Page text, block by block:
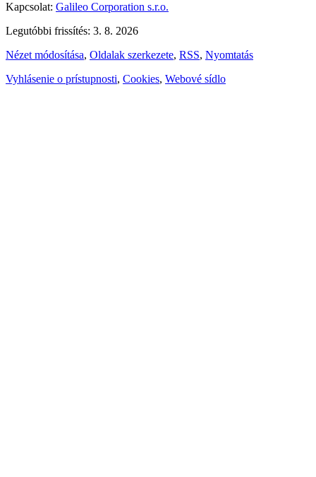
Kapcsolat: Galileo Corporation s.r.o.
Legutóbbi frissítés: 3. 8. 2026
Nézet módosítása, Oldalak szerkezete, RSS, Nyomtatás
Vyhlásenie o prístupnosti, Cookies, Webové sídlo